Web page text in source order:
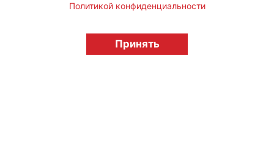
licensingrussia.ru, 2009-2026 12+
Политикой конфиденциальности
Принять